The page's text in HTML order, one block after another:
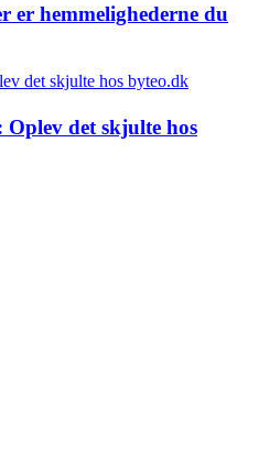
er hemmelighederne du
det skjulte hos